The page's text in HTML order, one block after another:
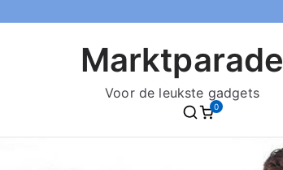
Marktparade
Voor de leukste gadgets
0